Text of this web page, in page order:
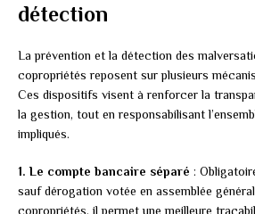
détection
La prévention et la détection des
copropriétés reposent sur plusieurs
Ces dispositifs visent à renforcer la
la gestion, tout en responsabilisant
impliqués.
1. Le compte bancaire séparé :
sauf dérogation votée en assemblée
copropriétés, il permet une meilleure